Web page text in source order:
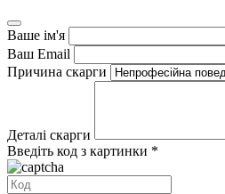
Ваше ім'я
Ваш Email
Причина скарги
Деталі скарги
Введіть код з картинки *